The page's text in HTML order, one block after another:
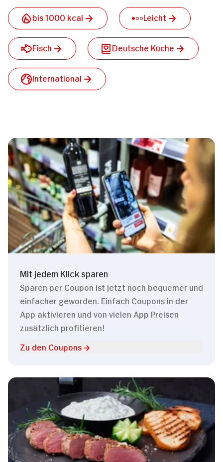
bis 1000 kcal Leicht
Fisch Deutsche Küche
International
Mit jedem Klick sparen
Sparen per Coupon ist jetzt noch bequemer und
einfacher geworden. Einfach Coupons in der
App aktivieren und von vielen App Preisen
zusätzlich profitieren!
Zu den Coupons